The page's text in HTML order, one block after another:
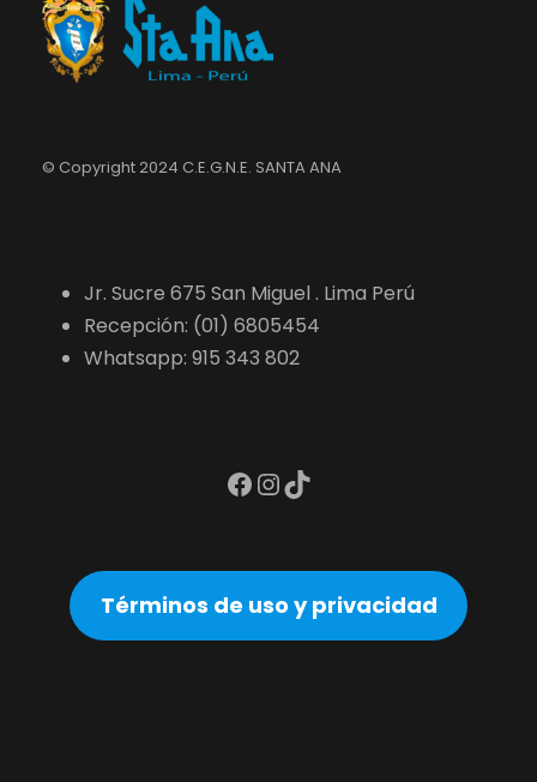
© Copyright 2024 C.E.G.N.E. SANTA ANA
Jr. Sucre 675 San Miguel . Lima Perú
Recepción: (01) 6805454
Whatsapp: 915 343 802
Facebook InstagramTikTok
Términos de uso y privacidad